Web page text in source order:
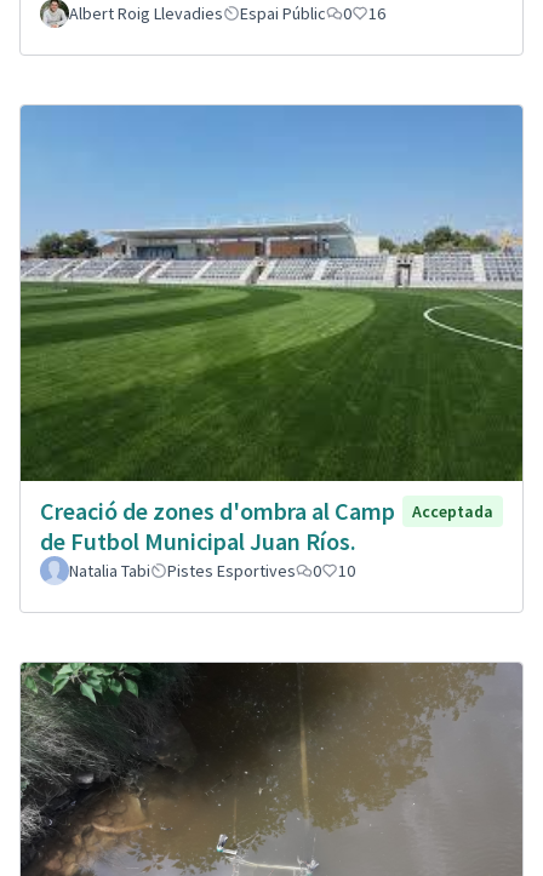
Albert Roig Llevadies Espai Públic 0 16
Creació de zones d'ombra al Camp
de Futbol Municipal Juan Ríos.
Acceptada
Natalia Tabi Pistes Esportives 0 10